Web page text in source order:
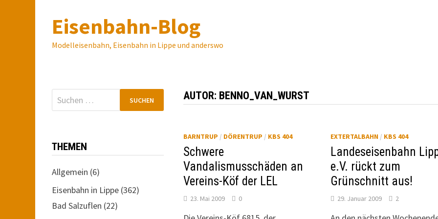
Inhalt
springenEisenbahn-Blog
Modelleisenbahn, Eisenbahn in Lippe und anderswo
AUTOR: BENNO_VAN_WURST
BARNTRUP / DÖRENTRUP / KBS 404
Schwere
Vandalismusschäden an
Vereins-Köf der LEL
23. Mai 2009 0
EXTERTALBAHN / KBS 404
Landeseisenbahn
e.V. rückt zum
Grünschnitt aus!
29. Januar 2009 2
Suchen
nach:
THEMEN
Allgemein (6)
Eisenbahn in Lippe (362)
Bad Salzuflen (22)